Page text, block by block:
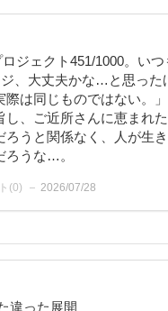
ェクト451/1000。いつ
、大丈夫かな…と思った
際は同じものではない。
し、ご近所さんに恵まれ
ろうと関係なく、人が生
ろうな…。
(0) 2026/07/28
違った展開